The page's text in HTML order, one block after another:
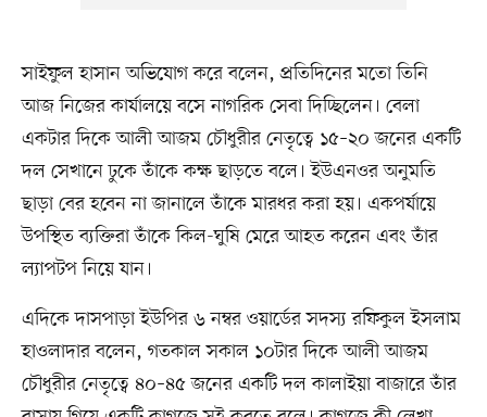
সাইফুল হাসান অভিযোগ করে বলেন, প্রতিদিনের মতো তিনি
আজ নিজের কার্যালয়ে বসে নাগরিক সেবা দিচ্ছিলেন। বেলা
একটার দিকে আলী আজম চৌধুরীর নেতৃত্বে ১৫–২০ জনের একটি
দল সেখানে ঢুকে তাঁকে কক্ষ ছাড়তে বলে। ইউএনওর অনুমতি
ছাড়া বের হবেন না জানালে তাঁকে মারধর করা হয়। একপর্যায়ে
উপস্থিত ব্যক্তিরা তাঁকে কিল-ঘুষি মেরে আহত করেন এবং তাঁর
ল্যাপটপ নিয়ে যান।
এদিকে দাসপাড়া ইউপির ৬ নম্বর ওয়ার্ডের সদস্য রফিকুল ইসলাম
হাওলাদার বলেন, গতকাল সকাল ১০টার দিকে আলী আজম
চৌধুরীর নেতৃত্বে ৪০–৪৫ জনের একটি দল কালাইয়া বাজারে তাঁর